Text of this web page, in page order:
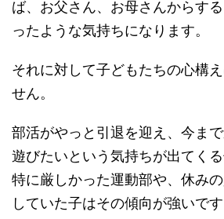
ば、お父さん、お母さんからす
ったような気持ちになります。
それに対して子どもたちの心構
せん。
部活がやっと引退を迎え、今まで
遊びたいという気持ちが出てくる
特に厳しかった運動部や、休み
していた子はその傾向が強いです